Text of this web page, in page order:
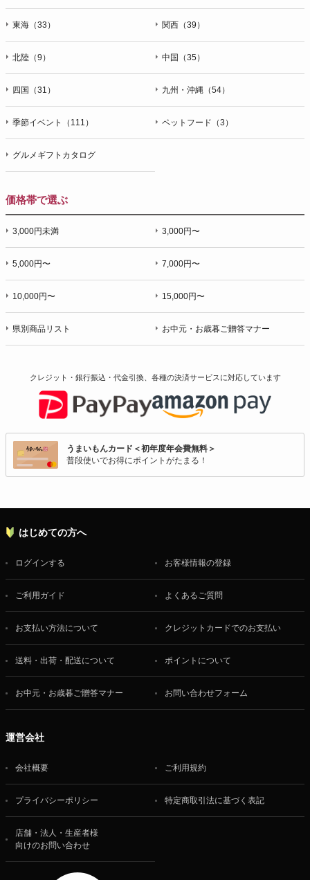
東海（33） 関西（39）
北陸（9） 中国（35）
四国（31） 九州・沖縄（54）
季節イベント（111） ペットフード（3）
グルメギフトカタログ
価格帯で選ぶ
3,000円未満 3,000円〜
5,000円〜 7,000円〜
10,000円〜 15,000円〜
県別商品リスト お中元・お歳暮ご贈答マナー
クレジット・銀行振込・代金引換、各種の決済サービスに対応しています
うまいもんカード＜初年度年会費無料＞
普段使いでお得にポイントがたまる！
はじめての方へ
ログインする お客様情報の登録
ご利用ガイド よくあるご質問
お支払い方法について クレジットカードでのお支払い
送料・出荷・配送について ポイントについて
お中元・お歳暮ご贈答マナー お問い合わせフォーム
運営会社
会社概要 ご利用規約
プライバシーポリシー 特定商取引法に基づく表記
店舗・法人・生産者様
向けのお問い合わせ